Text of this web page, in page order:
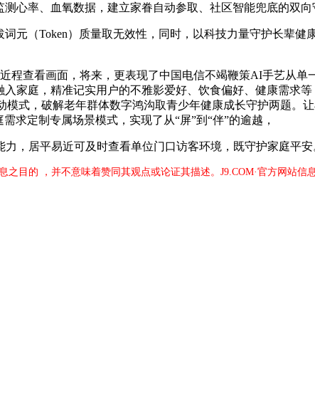
心率、血氧数据，建立家眷自动参取、社区智能兜底的双向
（Token）质量取无效性，同时，以科技力量守护长辈健
程查看画面，将来，更表现了中国电信不竭鞭策AI手艺从
家庭，精准记实用户的不雅影爱好、饮食偏好、健康需求
模式，破解老年群体数字鸿沟取青少年健康成长守护两题。
求定制专属场景模式，实现了从“屏”到“伴”的逾越，
居平易近可及时查看单位门口访客环境，既守护家庭平安
目的 ，并不意味着赞同其观点或论证其描述。J9.COM·官方网站信